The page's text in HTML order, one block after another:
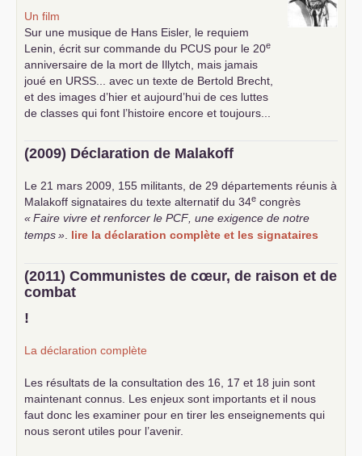
Un film
Sur une musique de Hans Eisler, le requiem
Lenin, écrit sur commande du PCUS pour le 20e
anniversaire de la mort de Illytch, mais jamais
joué en URSS... avec un texte de Bertold Brecht,
et des images d’hier et aujourd’hui de ces luttes
de classes qui font l’histoire encore et toujours...
(2009) Déclaration de Malakoff
Le 21 mars 2009, 155 militants, de 29 départements réunis à
Malakoff signataires du texte alternatif du 34e congrès
«Faire vivre et renforcer le PCF, une exigence de notre
temps». lire la déclaration complète et les signataires
(2011) Communistes de cœur, de raison et de
combat
!
La déclaration complète
Les résultats de la consultation des 16, 17 et 18 juin sont
maintenant connus. Les enjeux sont importants et il nous
faut donc les examiner pour en tirer les enseignements qui
nous seront utiles pour l’avenir.